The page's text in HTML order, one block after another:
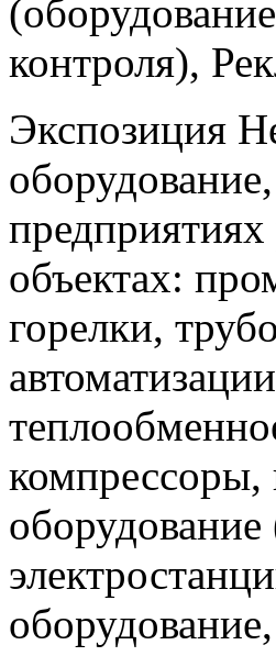
контроля),
Экспозиция
объектах:
горелки,
компрессоры,